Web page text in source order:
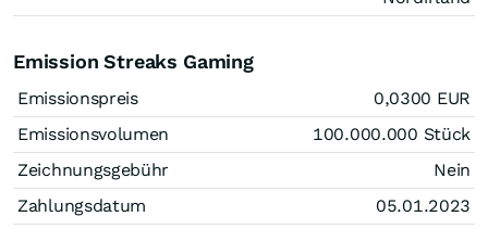
Emission Streaks Gaming
Emissionspreis 0,0300 EUR
Emissionsvolumen
100.000.000 Stück
Zeichnungsgebühr
Nein
Zahlungsdatum
05.01.2023